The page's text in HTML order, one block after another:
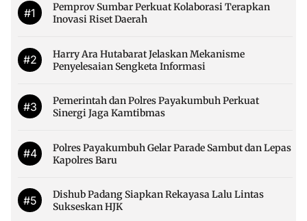
#1
Pemprov Sumbar Perkuat Kolaborasi Terapkan
Inovasi Riset Daerah
#2
Harry Ara Hutabarat Jelaskan Mekanisme
Penyelesaian Sengketa Informasi
#3
Pemerintah dan Polres Payakumbuh Perkuat
Sinergi Jaga Kamtibmas
#4
Polres Payakumbuh Gelar Parade Sambut dan Lepas
Kapolres Baru
#5
Dishub Padang Siapkan Rekayasa Lalu Lintas
Sukseskan HJK